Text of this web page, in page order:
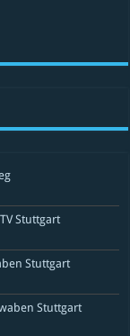
Stuttgart
Stuttgart
Stuttgart